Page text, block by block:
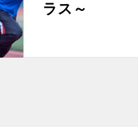
ラス～